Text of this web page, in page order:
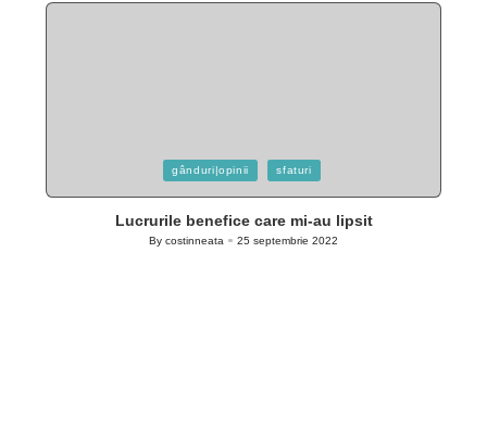
gânduri|opinii sfaturi
Lucrurile benefice care mi-au lipsit
Posted
By costinneata 25 septembrie 2022